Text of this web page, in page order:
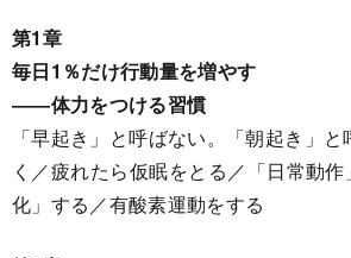
第1章
毎日1％だけ行動量を増やす
――体力をつける習慣
「早起き」と呼ばない。「朝起き」
く／疲れたら仮眠をとる／「日常動
化」する／有酸素運動をする